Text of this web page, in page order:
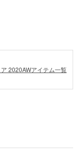
2020AWアイテム一覧